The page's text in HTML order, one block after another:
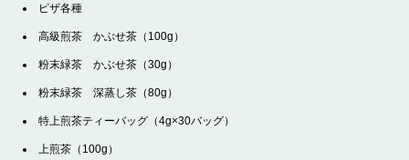
ピザ各種
高級煎茶 かぶせ茶（100g）
粉末緑茶 かぶせ茶（30g）
粉末緑茶 深蒸し茶（80g）
特上煎茶ティーバッグ（4g×30バッグ）
上煎茶（100g）